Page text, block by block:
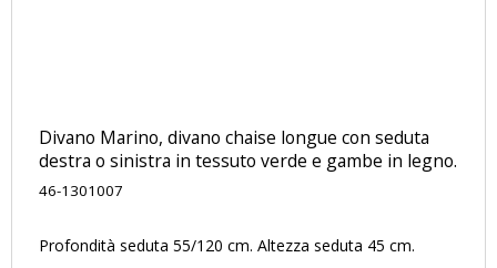
Divano Marino, divano chaise longue con seduta
destra o sinistra in tessuto verde e gambe in legno.
46-1301007
Profondità seduta 55/120 cm. Altezza seduta 45 cm.